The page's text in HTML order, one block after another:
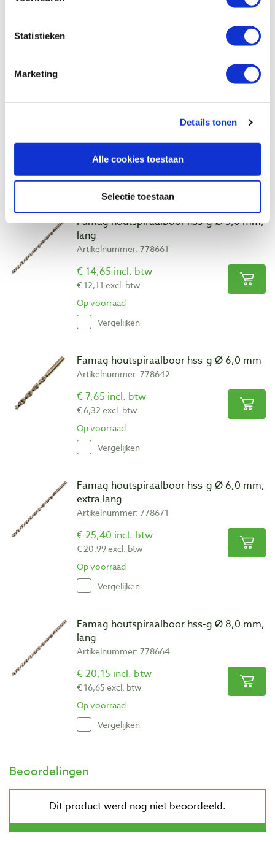
Statistieken
Marketing
Details tonen
Alle cookies toestaan
Selectie toestaan
Famag houtspiraalboor hss-g Ø 4,0 mm,
€ 11,49 excl. btw
Op voorraad
Vergelijken
Famag houtspiraalboor hss-g Ø 5,0 mm,
lang
Artikelnummer: 778661
€ 14,65 incl. btw
€ 12,11 excl. btw
Op voorraad
Vergelijken
Famag houtspiraalboor hss-g Ø 6,0 mm
Artikelnummer: 778642
€ 7,65 incl. btw
€ 6,32 excl. btw
Op voorraad
Vergelijken
Famag houtspiraalboor hss-g Ø 6,0 mm,
extra lang
Artikelnummer: 778671
€ 25,40 incl. btw
€ 20,99 excl. btw
Op voorraad
Vergelijken
Famag houtspiraalboor hss-g Ø 8,0 mm,
lang
Artikelnummer: 778664
€ 20,15 incl. btw
€ 16,65 excl. btw
Op voorraad
Vergelijken
Beoordelingen